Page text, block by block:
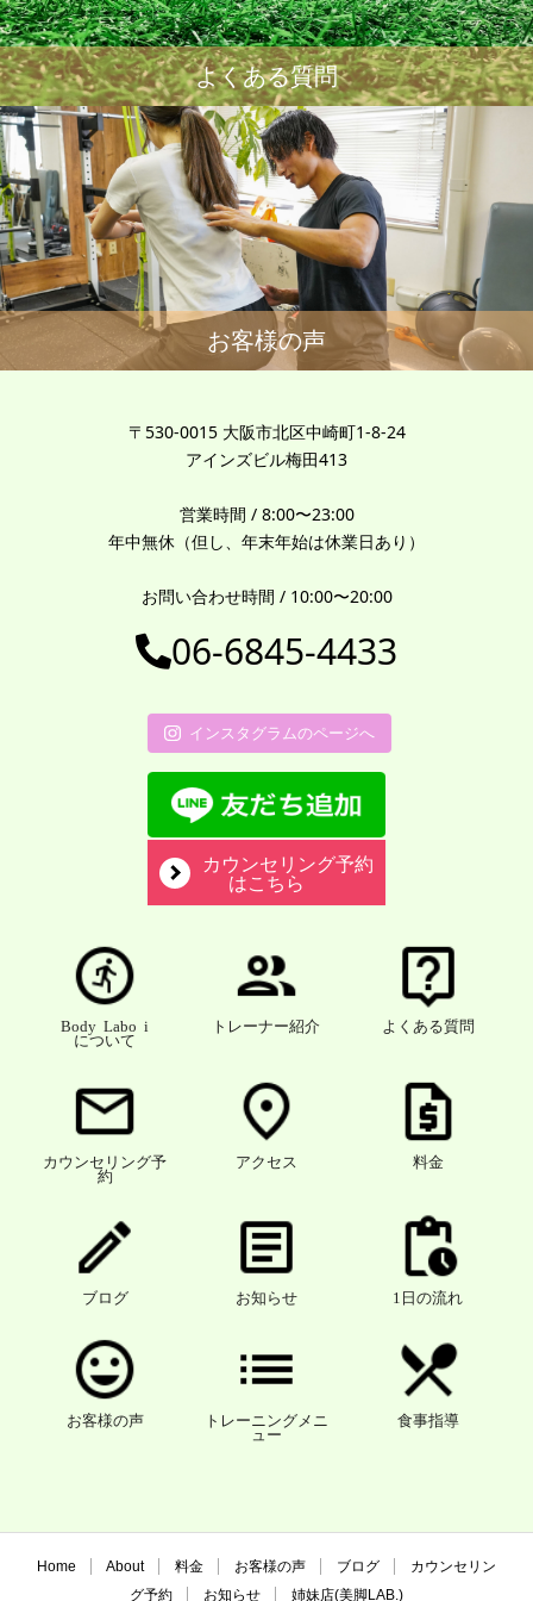
よくある質問
お客様の声
〒530-0015 大阪市北区中崎町1-8-24
アインズビル梅田413
営業時間 / 8:00〜23:00
年中無休（但し、年末年始は休業日あり）
お問い合わせ時間 / 10:00〜20:00
06-6845-4433
インスタグラムのページへ
カウンセリング予約
はこちら
Body Labo i
について
トレーナー紹介 よくある質問
カウンセリング予
約
アクセス 料金
ブログ お知らせ 1日の流れ
お客様の声
トレーニングメニ
ュー
食事指導
Home About 料金 お客様の声 ブログ
カウンセリン
グ予約
お知らせ 姉妹店(美脚LAB.)